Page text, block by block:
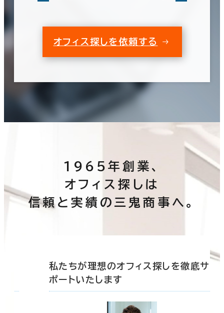
オフィス探しを依頼する
1965年創業、
オフィス探しは
信頼と実績の三鬼商事へ。
私たちが理想のオフィス探しを徹底サ
ポートいたします